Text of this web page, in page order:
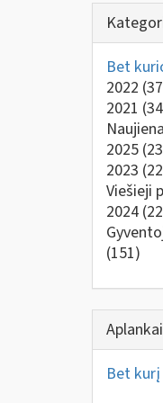
Bet
2022
2021
Naujiena
2025
2023
Viešieji
2024
(151)
Aplankai
Bet